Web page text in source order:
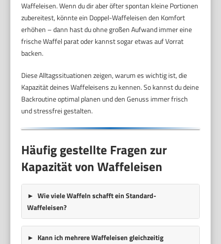
Waffeleisen. Wenn du dir aber öfter spontan kleine Portionen
zubereitest, könnte ein Doppel-Waffeleisen den Komfort
erhöhen – dann hast du ohne großen Aufwand immer eine
frische Waffel parat oder kannst sogar etwas auf Vorrat
backen.
Diese Alltagssituationen zeigen, warum es wichtig ist, die
Kapazität deines Waffeleisens zu kennen. So kannst du deine
Backroutine optimal planen und den Genuss immer frisch
und stressfrei gestalten.
Häufig gestellte Fragen zur
Kapazität von Waffeleisen
Wie viele Waffeln schafft ein Standard-
Waffeleisen?
Kann ich mehrere Waffeleisen gleichzeitig